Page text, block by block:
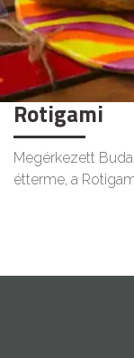
Rotigami
Megérkezett
étterme, a